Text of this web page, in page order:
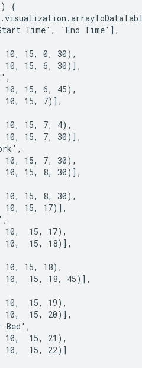
{
Time', 'End Time'],
10, 15, 0, 30),
10, 15, 6, 30)],
10, 15, 6, 45),
10, 15, 7)],
10, 15, 7, 4),
10, 15, 7, 30)],
10, 15, 7, 30),
10, 15, 8, 30)],
10, 15, 8, 30),
10, 15, 17)],
10,  15, 17),
10,  15, 18)],
10, 15, 18),
10,  15, 18, 45)],
10,  15, 19),
10,  15, 20)],
Bed',
10,  15, 21),
10,  15, 22)]